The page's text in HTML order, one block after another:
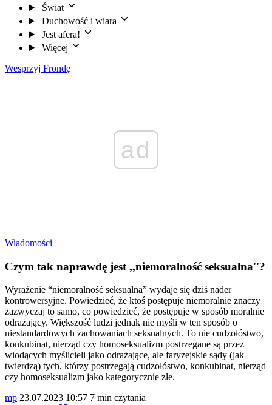
Świat
Duchowość i wiara
Jest afera!
Więcej
Wesprzyj Frondę
ad
Wiadomości
Czym tak naprawdę jest ,,niemoralność seksualna''?
Wyrażenie “niemoralność seksualna” wydaje się dziś nader
kontrowersyjne. Powiedzieć, że ktoś postępuje niemoralnie znaczy
zazwyczaj to samo, co powiedzieć, że postępuje w sposób moralnie
odrażający. Większość ludzi jednak nie myśli w ten sposób o
niestandardowych zachowaniach seksualnych. To nie cudzołóstwo,
konkubinat, nierząd czy homoseksualizm postrzegane są przez
wiodących myślicieli jako odrażające, ale faryzejskie sądy (jak
twierdzą) tych, którzy postrzegają cudzołóstwo, konkubinat, nierząd
czy homoseksualizm jako kategorycznie złe.
mp 23.07.2023 10:57 7 min czytania